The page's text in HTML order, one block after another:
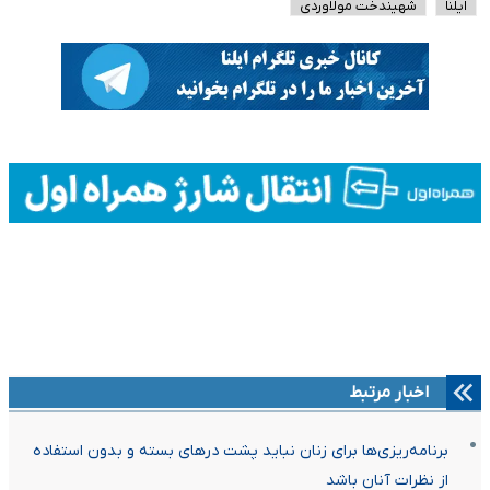
ایلنا شهیندخت مولاوردی
اخبار مرتبط
برنامه‌ریزی‌ها برای زنان نباید پشت درهای بسته و بدون استفاده
از نظرات آنان باشد